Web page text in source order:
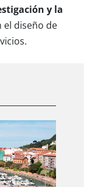
y la
el diseño de